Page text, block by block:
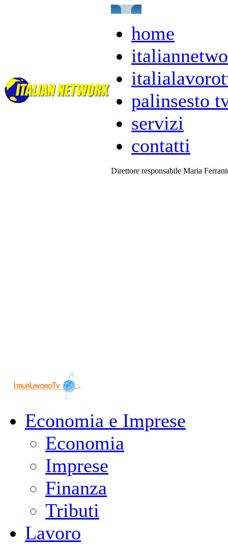
home
palinsesto
servizi
contatti
Direttore responsabile Maria
Economia e Imprese
Economia
Imprese
Finanza
Tributi
Lavoro